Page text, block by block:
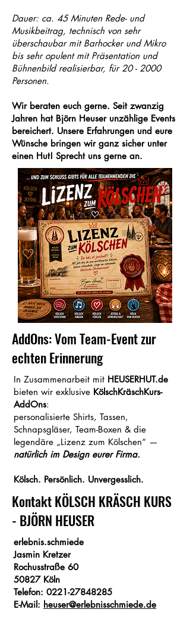
Dauer: ca. 45 Minuten Rede- und
Musikbeitrag, technisch von sehr
überschaubar mit Barhocker und Mikro
bis sehr opulent mit Präsentation und
Bühnenbild realisierbar, für 20 - 2000
Personen.
Wir beraten euch gerne. Seit zwanzig
Jahren hat Björn Heuser unzählige Events
bereichert. Unsere Erfahrungen und eure
Wünsche bringen wir ganz sicher unter
einen Hut! Sprecht uns gerne an.
AddOns: Vom Team-Event zur
echten Erinnerung
In Zusammenarbeit mit HEUSERHUT.de
bieten wir exklusive KölschKräschKurs-
AddOns:
personalisierte Shirts, Tassen,
Schnapsgläser, Team-Boxen & die
legendäre „Lizenz zum Kölschen“ —
natürlich im Design eurer Firma.
Kölsch. Persönlich. Unvergesslich.
Kontakt KÖLSCH KRÄSCH KURS
- BJÖRN HEUSER
erlebnis.schmiede
Jasmin Kretzer
Rochusstraße 60
50827 Köln
Telefon: 0221-27848285
E-Mail: heuser@erlebnisschmiede.de